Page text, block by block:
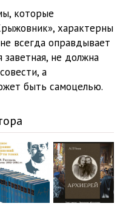
которые
характерны
всегда оправдывает
не должна
а
быть самоцелью.